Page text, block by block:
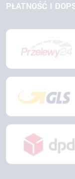
PŁATNOŚĆ I